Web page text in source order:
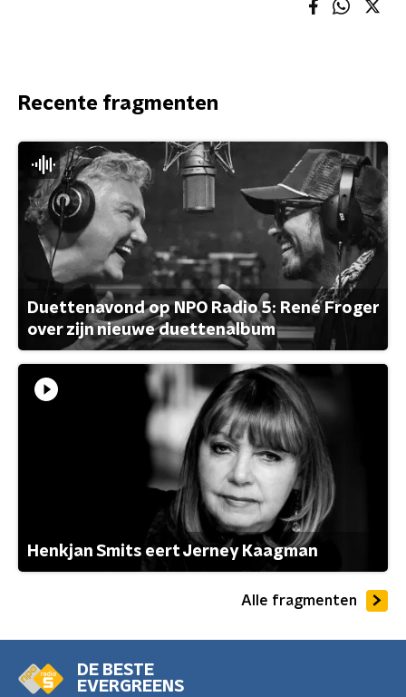
Recente fragmenten
Duettenavond op NPO Radio 5: René Froger
over zijn nieuwe duettenalbum
Henkjan Smits eert Jerney Kaagman
Alle fragmenten
DE BESTE
EVERGREENS